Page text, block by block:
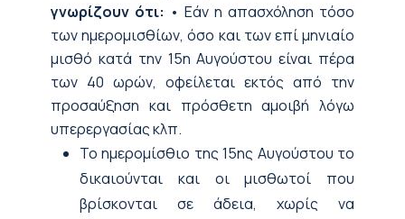
γνωρίζουν ότι: • Εάν η απασχόληση τόσο
των ημερομισθίων, όσο και των επί μηνιαίο
μισθό κατά την 15η Αυγούστου είναι πέρα
των 40 ωρών, οφείλεται εκτός από την
προσαύξηση και πρόσθετη αμοιβή λόγω
υπερεργασίας κλπ.
Το ημερομίσθιο της 15ης Αυγούστου το
δικαιούνται και οι μισθωτοί που
βρίσκονται σε άδεια, χωρίς να